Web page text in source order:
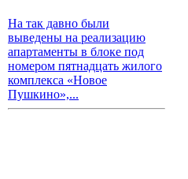
На так давно были
выведены на реализацию
апартаменты в блоке под
номером пятнадцать жилого
комплекса «Новое
Пушкино»,...